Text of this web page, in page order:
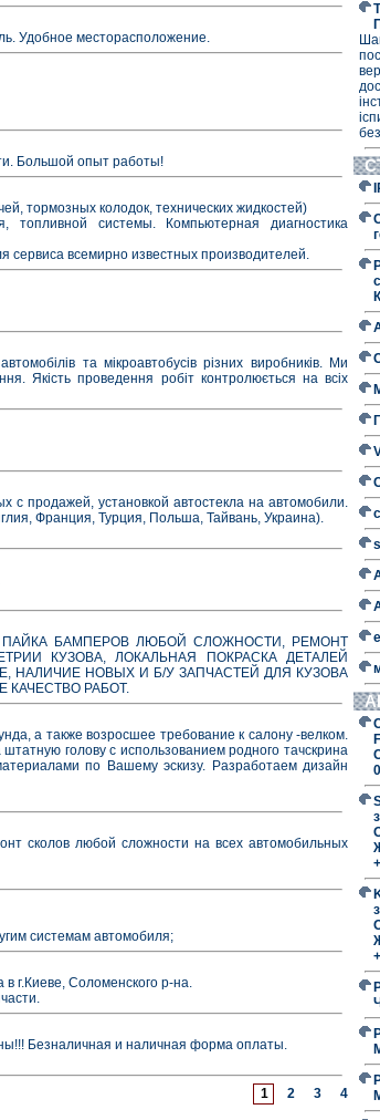
Удобное месторасположение.
Большой опыт работы!
тормозных колодок, технических жидкостей)
топливной системы. Компьютерная диагностика
всемирно известных производителей.
та мікроавтобусів різних виробників. Ми
Якість проведення робіт контролюється на всіх
продажей, установкой автостекла на автомобили.
Франция, Турция, Польша, Тайвань, Украина).
ПАЙКА БАМПЕРОВ ЛЮБОЙ СЛОЖНОСТИ, РЕМОНТ
КУЗОВА, ЛОКАЛЬНАЯ ПОКРАСКА ДЕТАЛЕЙ
НАЛИЧИЕ НОВЫХ И Б/У ЗАПЧАСТЕЙ ДЛЯ КУЗОВА
РАБОТ.
а также возросшее требование к салону -велком.
голову с использованием родного тачскрина
по Вашему эскизу. Разработаем дизайн
сколов любой сложности на всех автомобильных
системам автомобиля;
г.Киеве, Соломенского р-на.
Безналичная и наличная форма оплаты.
1 2 3 4